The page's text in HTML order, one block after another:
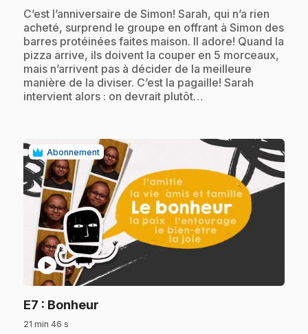
.C’est l’anniversaire de Simon! Sarah, qui n’a rien
acheté, surprend le groupe en offrant à Simon des
barres protéinées faites maison. Il adore! Quand la
pizza arrive, ils doivent la couper en 5 morceaux,
mais n’arrivent pas à décider de la meilleure
manière de la diviser. C’est la pagaille! Sarah
intervient alors : on devrait plutôt…
Abonnement
play_circle
E7 : Bonheur
21 min 46 s